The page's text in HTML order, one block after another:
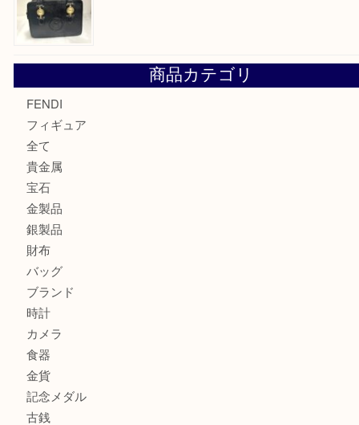
カルティエのバッグをお買取させていただきました！U
FENDI
フィギュア